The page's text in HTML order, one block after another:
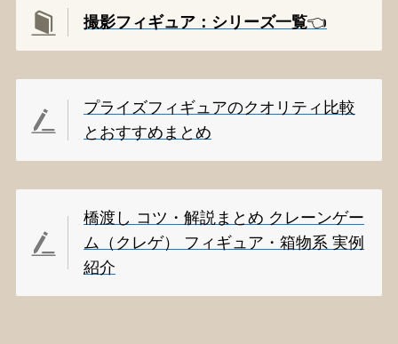
撮影フィギュア：シリーズ一覧👈️
プライズフィギュアのクオリティ比較
とおすすめまとめ
橋渡し コツ・解説まとめ クレーンゲー
ム（クレゲ） フィギュア・箱物系 実例
紹介